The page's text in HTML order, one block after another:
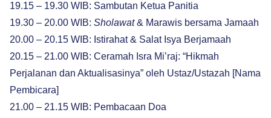
19.15 – 19.30 WIB: Sambutan Ketua Panitia
19.30 – 20.00 WIB: Sholawat& Marawis bersama Jamaah
20.00 – 20.15 WIB: Istirahat & Salat Isya Berjamaah
20.15 – 21.00 WIB: Ceramah Isra Mi’raj: “Hikmah
Perjalanan dan Aktualisasinya” oleh Ustaz/Ustazah [Nama
Pembicara]
21.00 – 21.15 WIB: Pembacaan Doa